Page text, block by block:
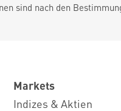
sind nach den
Markets
Indizes & Aktien